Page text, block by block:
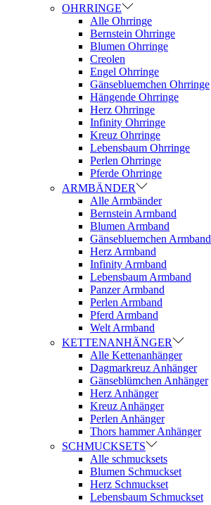
OHRRINGE
Alle Ohrringe
Bernstein Ohrringe
Blumen Ohrringe
Creolen
Engel Ohrringe
Gänsebluemchen Ohrringe
Hängende Ohrringe
Herz Ohrringe
Infinity Ohrringe
Kreuz Ohrringe
Lebensbaum Ohrringe
Perlen Ohrringe
Pferde Ohrringe
ARMBÄNDER
Alle Armbänder
Bernstein Armband
Blumen Armband
Gänsebluemchen Armband
Herz Armband
Infinity Armband
Lebensbaum Armband
Panzer Armband
Perlen Armband
Pferd Armband
Welt Armband
KETTENANHÄNGER
Alle Kettenanhänger
Dagmarkreuz Anhänger
Gänseblümchen Anhänger
Herz Anhänger
Kreuz Anhänger
Perlen Anhänger
Thors hammer Anhänger
SCHMUCKSETS
Alle schmucksets
Blumen Schmuckset
Herz Schmuckset
Lebensbaum Schmuckset